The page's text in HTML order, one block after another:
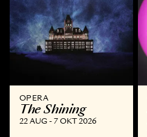
OPERA
The Shining
22 AUG - 7 OKT 2026